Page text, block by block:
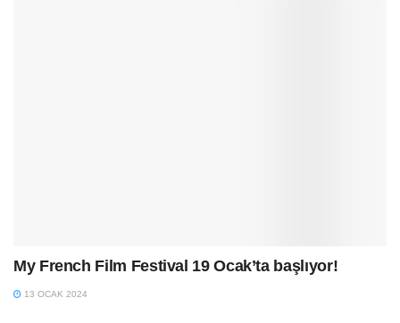
My French Film Festival 19 Ocak’ta başlıyor!
13 OCAK 2024